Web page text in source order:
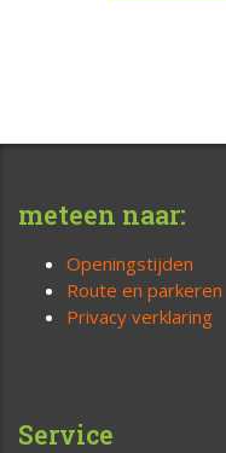
meteen naar:
Openingstijden
Route en parkeren
Privacy verklaring
Service